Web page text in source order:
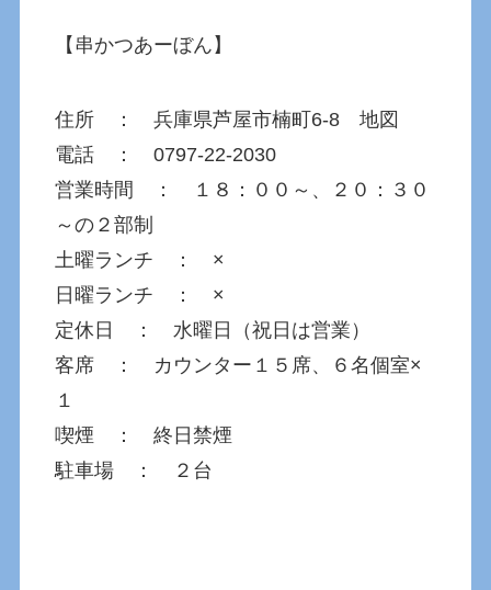
【串かつあーぼん】
住所 ： 兵庫県芦屋市楠町6-8 地図
電話 ： 0797-22-2030
営業時間 ： １８：００～、２０：３０
～の２部制
土曜ランチ ： ×
日曜ランチ ： ×
定休日 ： 水曜日（祝日は営業）
客席 ： カウンター１５席、６名個室×
１
喫煙 ： 終日禁煙
駐車場 ： ２台